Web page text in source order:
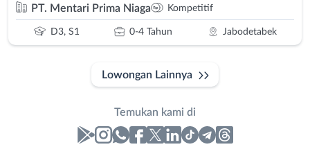
PT. Mentari Prima Niaga Kompetitif
D3, S1 0-4 Tahun Jabodetabek
Lowongan Lainnya
Temukan kami di